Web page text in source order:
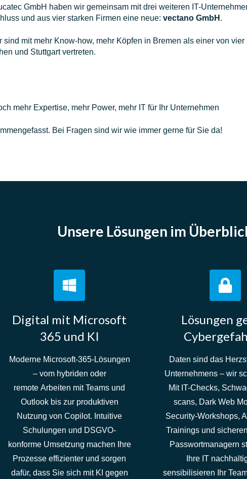
GmbH haben wir gemeinsam mit drei weiteren IT-
und aus vier starken Firmen eine neue: vectano GmbH .
sind mit mehr Know-how, mehr Köpfen in Bremen als einer von
und Stuttgart vertreten.
mehr Expertise, mehr Power, mehr IT für Ihr Unternehmen
Bei Fragen sind wir wie immer gerne für Sie da!
Unsere Lösungen im
Digital mit Microsoft
365 und KI
Moderne Microsoft-365-Lösungen
– vom hybriden oder
remote Arbeiten mit Teams und
Outlook bis zur produktiven
Nutzung von Copilot. Intuitive
Schulungen und DSGVO-
konforme Umsetzung machen Ihre
Prozesse effizienter und sorgen
dafür, dass Sie sich mit KI gegen
Lösungen
Daten sind das
Unternehmens – wir
Mit IT-Checks,
scans, Dark Web
Security-Workshops,
Trainings und
Passwortmanagern
Ihre IT
sensibilisieren Ihr